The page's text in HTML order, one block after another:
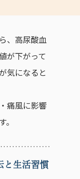
、高尿酸血
が下がって
気になると
痛風に影響
と生活習慣